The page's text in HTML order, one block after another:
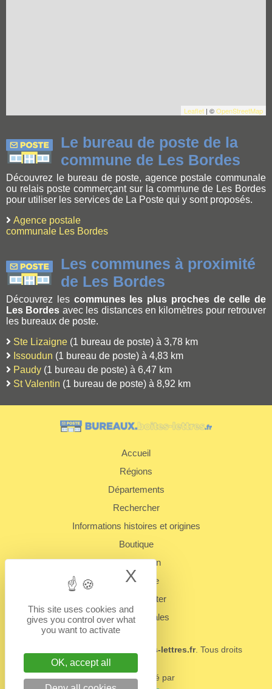
Leaflet | ©OpenStreetMap
Le bureau de poste de la
commune de Les Bordes
Découvrez le bureau de poste, agence postale communale
ou relais poste commerçant sur la commune de Les Bordes
pour utiliser les services de La Poste qui y sont proposés.
Agence postale
communale Les Bordes
Les communes à proximité
de Les Bordes
Découvrez les communes les plus proches de celle de
Les Bordes avec les distances en kilomètres pour retrouver
les bureaux de poste.
Ste Lizaigne (1 bureau de poste) à 3,78 km
Issoudun (1 bureau de poste) à 4,83 km
Paudy (1 bureau de poste) à 6,47 km
St Valentin (1 bureau de poste) à 8,92 km
Accueil
Régions
Départements
Rechercher
Informations histoires et origines
Boutique
Présentation
Plan du site
Nous contacter
Mentions légales
BUREAUX.boites-lettres.fr. Tous droits
Un service édité par
This site uses cookies and
gives you control over what
you want to activate
OK, accept all
X Hide cookie